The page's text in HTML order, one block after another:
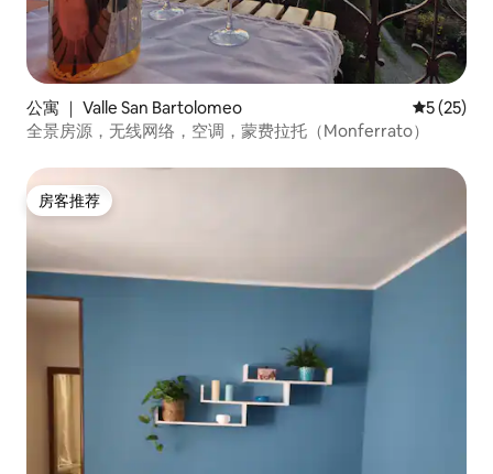
公寓 ｜ Valle San Bartolomeo 平均评分
5 (25)
全景房源，无线网络，空调，蒙费拉托（Monferrato）
房客推荐
房客推荐